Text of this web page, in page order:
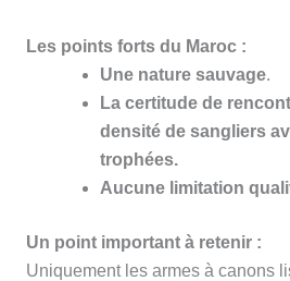
Les points forts du Maroc :
Une nature sauvage.
La certitude de
densité de sangliers
trophées.
Aucune limitation
Un point important à retenir :
Uniquement les armes à canons